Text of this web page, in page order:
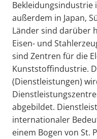
Bekleidungsindustrie
außerdem in Japan,
Länder sind darüber
Eisen- und
sind Zentren für die
Kunststoffindustrie.
(Dienstleistungen)
abgebildet.
internationaler
einem Bogen von St.